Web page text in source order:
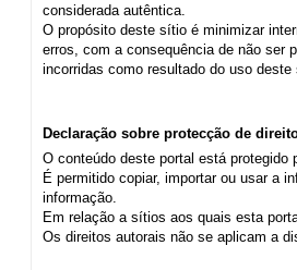
considerada autêntica.
O propósito deste sítio é minimizar
erros, com a consequência de não ser
incorridas como resultado do uso
Declaração sobre protecção de
O conteúdo deste portal está
É permitido copiar, importar ou usar a
informação.
Em relação a sítios aos quais esta
Os direitos autorais não se aplicam a